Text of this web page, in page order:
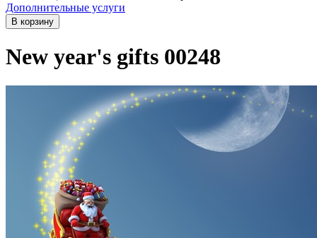
Дополнительные услуги
В корзину
New year's gifts 00248